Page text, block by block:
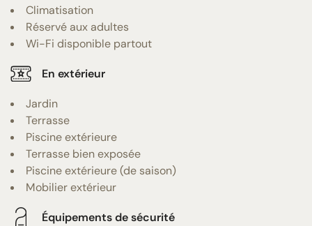
Climatisation
Réservé aux adultes
Wi-Fi disponible partout
En extérieur
Jardin
Terrasse
Piscine extérieure
Terrasse bien exposée
Piscine extérieure (de saison)
Mobilier extérieur
Équipements de sécurité